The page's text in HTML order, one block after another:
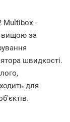
Multibox -
вищою за
швидкості.
для